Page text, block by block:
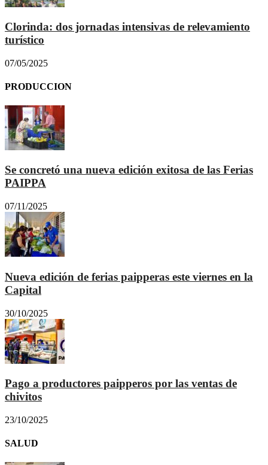
Clorinda: dos jornadas intensivas de relevamiento
turístico
07/05/2025
PRODUCCION
Se concretó una nueva edición exitosa de las Ferias
PAIPPA
07/11/2025
Nueva edición de ferias paipperas este viernes en la
Capital
30/10/2025
Pago a productores paipperos por las ventas de
chivitos
23/10/2025
SALUD